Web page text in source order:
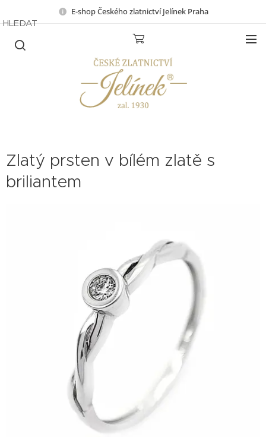
E-shop Českého zlatnictví Jelínek Praha
HLEDAT
Zlatý prsten v bílém zlatě s
briliantem